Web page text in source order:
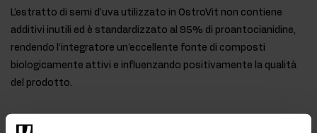
L'estratto di semi d'uva utilizzato in OstroVit non contiene
additivi inutili ed è standardizzato al 95% di proantocianidine,
rendendo l'integratore un'eccellente fonte di composti
biologicamente attivi e influenzando positivamente la qualità
del prodotto.